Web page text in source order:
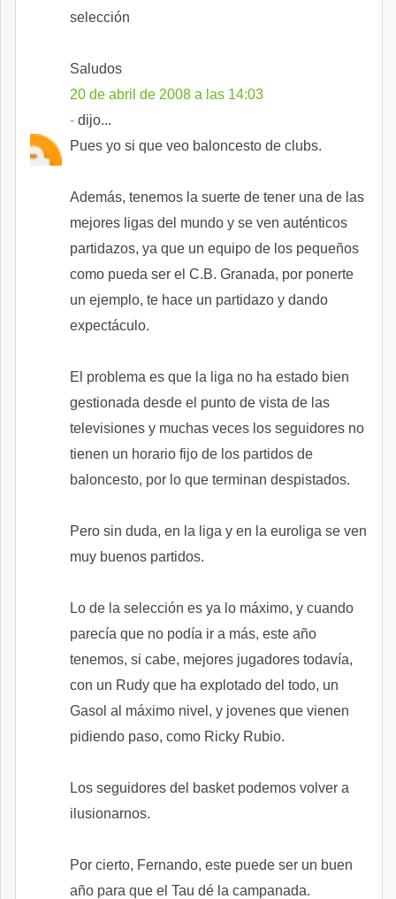
selección
Saludos
20 de abril de 2008 a las 14:03
- dijo...
Pues yo si que veo baloncesto de clubs.
Además, tenemos la suerte de tener una de las
mejores ligas del mundo y se ven auténticos
partidazos, ya que un equipo de los pequeños
como pueda ser el C.B. Granada, por ponerte
un ejemplo, te hace un partidazo y dando
expectáculo.
El problema es que la liga no ha estado bien
gestionada desde el punto de vista de las
televisiones y muchas veces los seguidores no
tienen un horario fijo de los partidos de
baloncesto, por lo que terminan despistados.
Pero sin duda, en la liga y en la euroliga se ven
muy buenos partidos.
Lo de la selección es ya lo máximo, y cuando
parecía que no podía ir a más, este año
tenemos, si cabe, mejores jugadores todavía,
con un Rudy que ha explotado del todo, un
Gasol al máximo nivel, y jovenes que vienen
pidiendo paso, como Ricky Rubio.
Los seguidores del basket podemos volver a
ilusionarnos.
Por cierto, Fernando, este puede ser un buen
año para que el Tau dé la campanada.